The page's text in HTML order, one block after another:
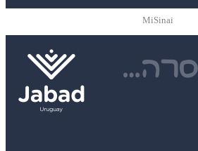
MiSinai